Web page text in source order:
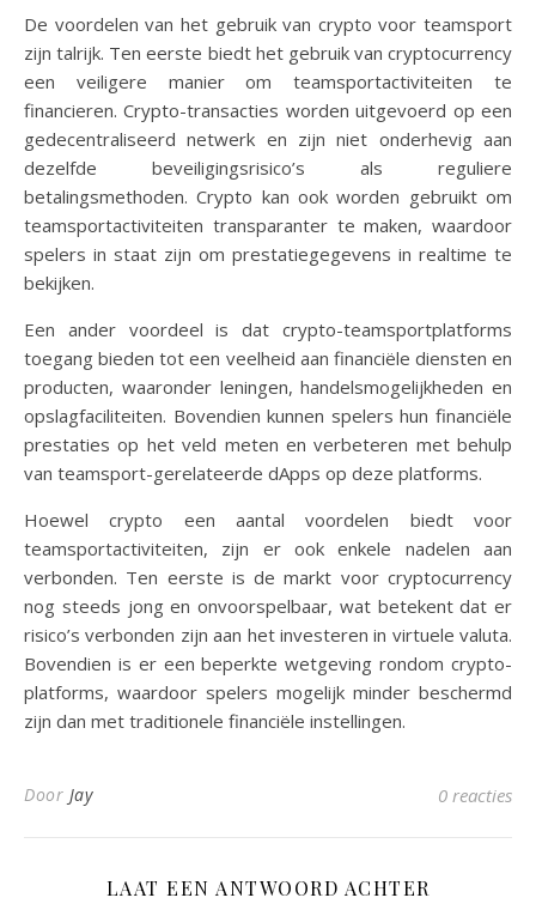
De voordelen van het gebruik van crypto voor teamsport
zijn talrijk. Ten eerste biedt het gebruik van cryptocurrency
een veiligere manier om teamsportactiviteiten te
financieren. Crypto-transacties worden uitgevoerd op een
gedecentraliseerd netwerk en zijn niet onderhevig aan
dezelfde beveiligingsrisico’s als reguliere
betalingsmethoden. Crypto kan ook worden gebruikt om
teamsportactiviteiten transparanter te maken, waardoor
spelers in staat zijn om prestatiegegevens in realtime te
bekijken.
Een ander voordeel is dat crypto-teamsportplatforms
toegang bieden tot een veelheid aan financiële diensten en
producten, waaronder leningen, handelsmogelijkheden en
opslagfaciliteiten. Bovendien kunnen spelers hun financiële
prestaties op het veld meten en verbeteren met behulp
van teamsport-gerelateerde dApps op deze platforms.
Hoewel crypto een aantal voordelen biedt voor
teamsportactiviteiten, zijn er ook enkele nadelen aan
verbonden. Ten eerste is de markt voor cryptocurrency
nog steeds jong en onvoorspelbaar, wat betekent dat er
risico’s verbonden zijn aan het investeren in virtuele valuta.
Bovendien is er een beperkte wetgeving rondom crypto-
platforms, waardoor spelers mogelijk minder beschermd
zijn dan met traditionele financiële instellingen.
Door Jay 0 reacties
LAAT EEN ANTWOORD ACHTER